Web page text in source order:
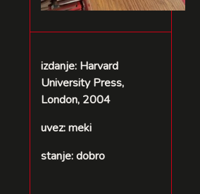
izdanje: Harvard
University Press,
London, 2004
uvez: meki
stanje: dobro